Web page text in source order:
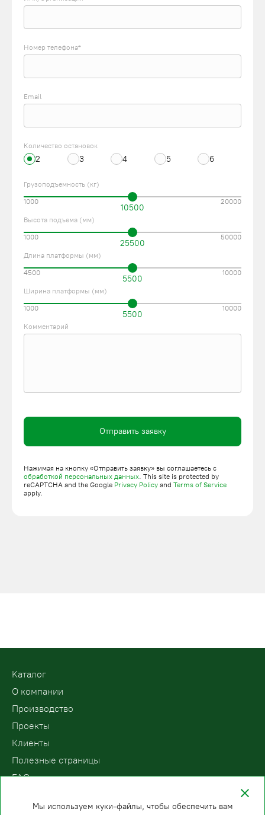
Номер телефона*
Email
Количество остановок
2 3 4 5 6
Грузоподъемность (кг)
10500
1000 20000
Высота подъема (мм)
25500
1000 50000
Длина платформы (мм)
5500
4500 10000
Ширина платформы (мм)
5500
1000 10000
Комментарий
Отправить заявку
Нажимая на кнопку «Отправить заявку» вы соглашаетесь с
обработкой персональных данных. This site is protected by
reCAPTCHA and the Google Privacy Policy and Terms of Service
apply.
Kаталог
О компании
Производство
Проекты
Клиенты
Полезные страницы
FAQ
Мы используем куки-файлы, чтобы обеспечить вам